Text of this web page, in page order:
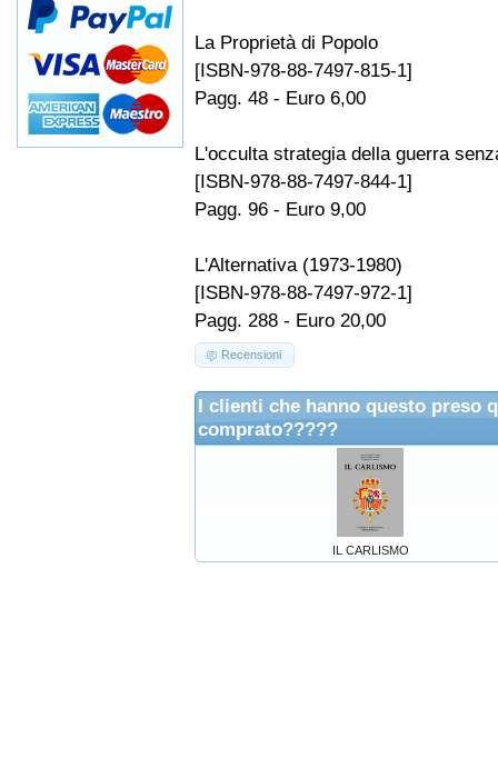
La Proprietà di Popolo
[ISBN-978-88-7497-815-1]
Pagg. 48 - Euro 6,00
L'occulta strategia della guerra
[ISBN-978-88-7497-844-1]
Pagg. 96 - Euro 9,00
L'Alternativa (1973-1980)
[ISBN-978-88-7497-972-1]
Pagg. 288 - Euro 20,00
Recensioni
I clienti che hanno questo preso
comprato?????
IL CARLISMO